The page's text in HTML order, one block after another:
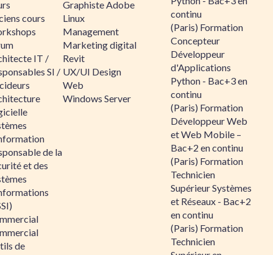
cours
IT /
SI /
de la
et des
de
Graphiste Adobe
Linux
Management
Marketing digital
Revit
UX/UI Design
Web
Windows Server
continu
(Paris) Formation
Concepteur
Développeur
d'Applications
Python - Bac+3 en
continu
(Paris) Formation
Développeur Web
et Web Mobile –
Bac+2 en continu
(Paris) Formation
Technicien
Supérieur Systèmes
et Réseaux - Bac+2
en continu
(Paris) Formation
Technicien